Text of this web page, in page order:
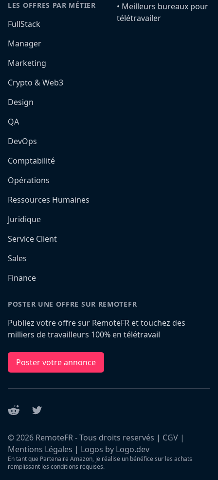
LES OFFRES PAR MÉTIER
FullStack
Manager
Marketing
Crypto & Web3
Design
QA
DevOps
Comptabilité
Opérations
Ressources Humaines
Juridique
Service Client
Sales
Finance
•️ Meilleurs bureaux pour
télétravailer
POSTER UNE OFFRE SUR REMOTEFR
Publiez votre offre sur RemoteFR et touchez des
milliers de travailleurs 100% en télétravail
Poster votre annonce
Reddit Twitter
©2026 RemoteFR - Tous droits reservés | CGV |
Mentions Légales | Logos by Logo.dev
En tant que Partenaire Amazon, je réalise un bénéfice sur les achats
remplissant les conditions requises.